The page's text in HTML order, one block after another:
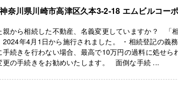
奈川県川崎市高津区久本3-2-18 エムビルコー
親から相続した不動産、名義変更していますか？ 「
年4月1日から施行されました。 ・相続登記の義務
続きを行わない場合、最高で10万円の過料に処せら
更の手続きをお勧めいたします。 面倒な手続 ...